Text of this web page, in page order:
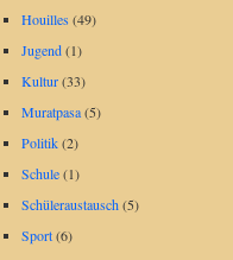
Houilles(49)
Jugend(1)
Kultur(33)
Muratpasa(5)
Politik(2)
Schule(1)
Schüleraustausch(5)
Sport(6)